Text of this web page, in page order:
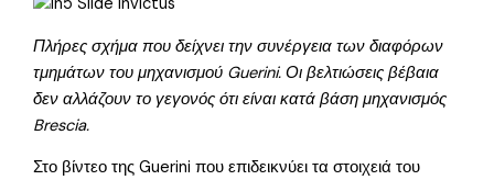
Πλήρες σχήμα που δείχνει την συνέργεια των διαφόρων
τμημάτων του μηχανισμού Guerini. Οι βελτιώσεις βέβαια
δεν αλλάζουν το γεγονός ότι είναι κατά βάση μηχανισμός
Brescia.
Στο βίντεο της Guerini που επιδεικνύει τα στοιχειά του